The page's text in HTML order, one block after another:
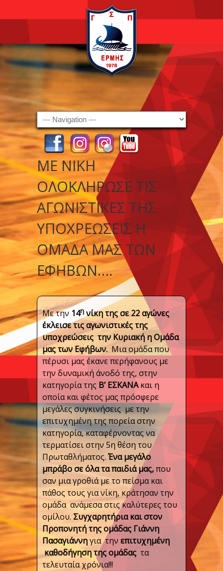
Navigation
ΜΕ ΝΊΚΗ
ΟΛΟΚΛΉΡΩΣΕ ΤΙΣ
ΑΓΩΝΙΣΤΙΚΈΣ ΤΗΣ
ΥΠΟΧΡΕΏΣΕΙΣ Η
ΟΜΆΔΑ ΜΑΣ ΤΩΝ
ΕΦΉΒΩΝ….
Με την 14ηνίκη της σε 22 αγώνες
έκλεισε τις αγωνιστικές της
υποχρεώσεις την Κυριακή η Ομάδα
μας των Εφήβων. Μια ομάδα που
πέρυσι μας έκανε περήφανους με
την δυναμική άνοδό της, στην
κατηγορία της Β’ ΕΣΚΑΝΑκαι η
οποία και φέτος μας πρόσφερε
μεγάλες συγκινήσεις με την
επιτυχημένη της πορεία στην
κατηγορία, καταφέρνοντας να
τερματίσει στην 5η θέση του
Πρωταθλήματος. Ένα μεγάλο
μπράβο σε όλα τα παιδιά μας,που
σαν μια γροθιά με το πείσμα και
πάθος τους για νίκη, κράτησαν την
ομάδα ανάμεσα στις καλύτερες του
ομίλου. Συγχαρητήρια και στον
Προπονητή της ομάδας Γιάννη
Πασαγιάννηγια την επιτυχημένη
καθοδήγηση της ομάδας τα
τελευταία χρόνια!!!